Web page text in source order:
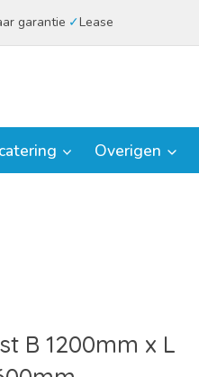
garantie Lease
Overigen
B 1200mm x L